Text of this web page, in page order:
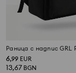
6,99 EUR
13,67 BGN